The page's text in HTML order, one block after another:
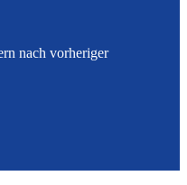
nach vorheriger